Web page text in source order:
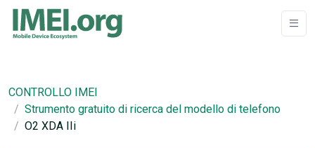
CONTROLLO IMEI
Strumento gratuito di ricerca del modello di telefono
O2 XDA IIi